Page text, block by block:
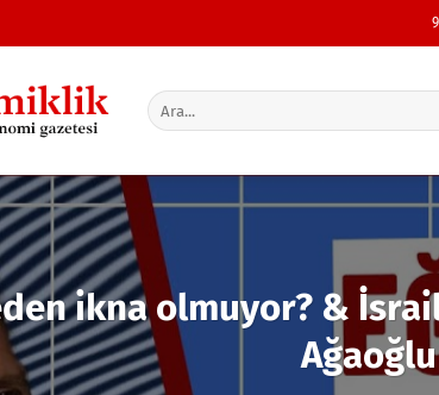
ikna olmuyor? &